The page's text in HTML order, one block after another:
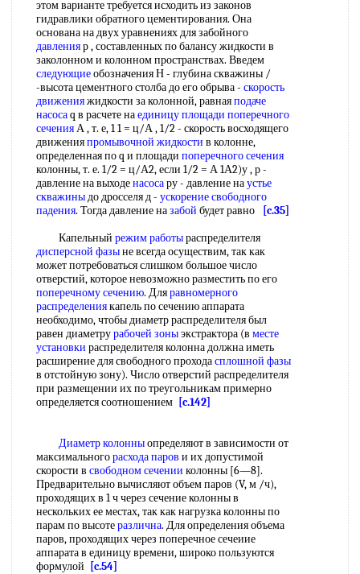
этом варианте требуется исходить из законов
гидравлики обратного цементирования. Она
основана на двух уравнениях для забойного
давленияр , составленных по балансу жидкости в
заколонном и колонном пространствах. Введем
следующиеобозначения Н - глубина скважины /
-высота цементного столба до его обрыва - скорость
движенияжидкости за колонной, равнаяподаче
насосаq в расчете наединицу площади поперечного
сеченияА , т. е, 1 1 = ц/А , 1/2 - скорость восходящего
движенияпромывочной жидкости в колонне,
определенная по q и площади поперечного сечения
колонны, т. е. 1/2 = ц/А2, если 1/2 = А 1А2)у , р -
давление на выходенасосару - давление наустье
скважиныдо дросселя д - ускорение свободного
падения. Тогда давление назабой будет равно
[c.35]
Капельный режим работыраспределителя
дисперсной фазыне всегда осуществим, так как
может потребоваться слишком большое число
отверстий, которое невозможно разместить по его
поперечному сечению. Дляравномерного
распределениякапель по сечению аппарата
необходимо, чтобы диаметр распределителя был
равен диаметрурабочей зоныэкстрактора (в месте
установки распределителя колонна должна иметь
расширение для свободного проходасплошной фазы
в отстойную зону). Число отверстий распределителя
при размещении их по треугольникам примерно
определяется соотношением [c.142]
Диаметр колонныопределяют в зависимости от
максимальногорасхода паров и их допустимой
скорости в свободном сечении колонны [6—8].
Предварительно вычисляют объем паров (V, м /ч),
проходящих в 1 ч через сечение колонны в
нескольких ее местах, так как нагрузка колонны по
парам по высотеразлична. Для определения объема
паров, проходящих через поперечное сечеиие
аппарата в единицу времени, широко пользуются
формулой
[c.54]